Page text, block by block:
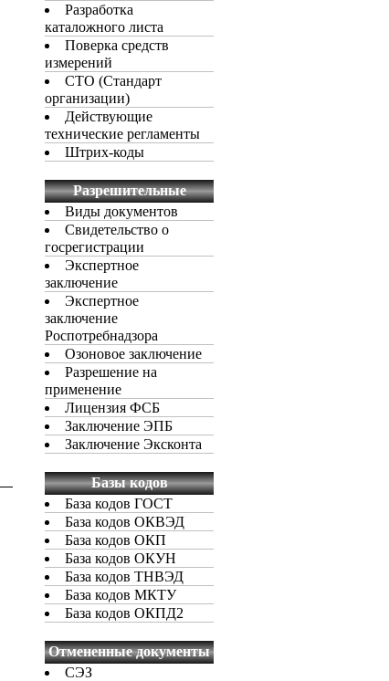
Разработка
каталожного листа
Поверка средств
измерений
СТО (Стандарт
организации)
Действующие
технические регламенты
Штрих-коды
Разрешительные
документы
Виды документов
Свидетельство о
госрегистрации
Экспертное
заключение
Экспертное
заключение
Роспотребнадзора
Озоновое заключение
Разрешение на
применение
Лицензия ФСБ
Заключение ЭПБ
Заключение Эксконта
Базы кодов
База кодов ГОСТ
База кодов ОКВЭД
База кодов ОКП
База кодов ОКУН
База кодов ТНВЭД
База кодов МКТУ
База кодов ОКПД2
Отмененные документы
СЭЗ